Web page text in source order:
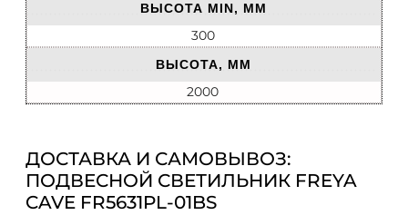
ВЫСОТА MIN, ММ
300
ВЫСОТА, ММ
2000
ДОСТАВКА И САМОВЫВОЗ:
ПОДВЕСНОЙ СВЕТИЛЬНИК FREYA
CAVE FR5631PL-01BS